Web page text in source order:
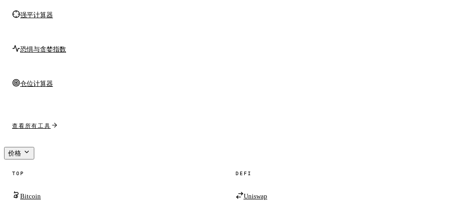
强平计算器
恐惧与贪婪指数
仓位计算器
查看所有工具
价格
TOP
Bitcoin
DEFI
Uniswap